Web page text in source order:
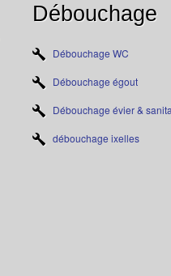
Débouchage
Débouchage WC
Débouchage égout
Débouchage évier &
débouchage ixelles